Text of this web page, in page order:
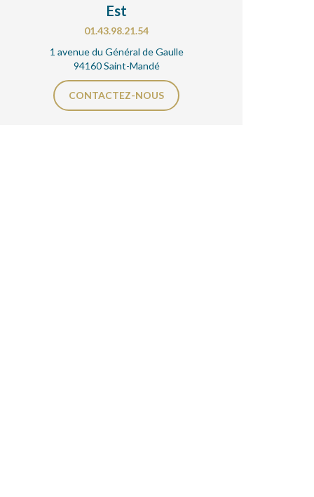
Est
01.43.98.21.54
1 avenue du Général de Gaulle
94160 Saint-Mandé
CONTACTEZ-NOUS